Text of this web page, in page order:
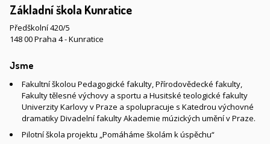
Základní škola Kunratice
Předškolní 420/5
148 00 Praha 4 - Kunratice
Jsme
Fakultní školou Pedagogické fakulty, Přírodovědecké fakulty,
Fakulty tělesné výchovy a sportu a Husitské teologické fakulty
Univerzity Karlovy v Praze a spolupracuje s Katedrou výchovné
dramatiky Divadelní fakulty Akademie múzických umění v Praze.
Pilotní škola projektu „Pomáháme školám k úspěchu“